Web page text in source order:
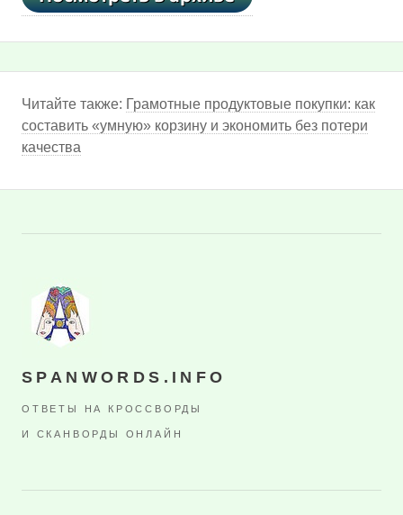
Читайте также: Грамотные продуктовые покупки: как
составить «умную» корзину и экономить без потери
качества
SPANWORDS.INFO
ОТВЕТЫ НА КРОССВОРДЫ
И СКАНВОРДЫ ОНЛАЙН